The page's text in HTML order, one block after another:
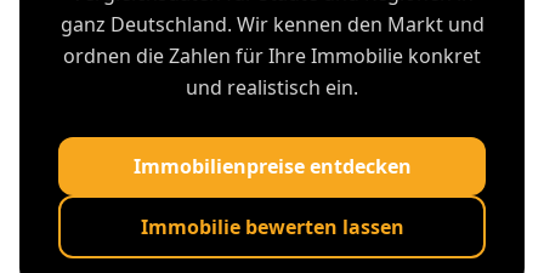
ganz Deutschland. Wir kennen den Markt und
ordnen die Zahlen für Ihre Immobilie konkret
und realistisch ein.
Immobilienpreise entdecken
Immobilie bewerten lassen